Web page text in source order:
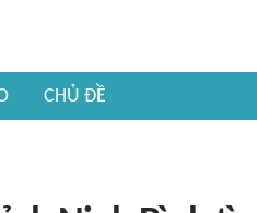
CHỦ ĐỀ